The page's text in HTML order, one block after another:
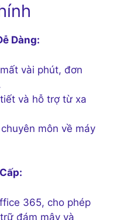
Dàng:
vài phút, đơn
và hỗ trợ từ xa
môn về máy
365, cho phép
đám mây và